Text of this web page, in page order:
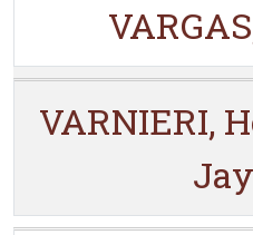
VARNIERI,